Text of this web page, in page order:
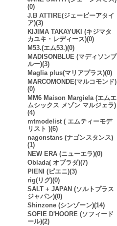
(0)
J.B ATTIRE(ジェービーアタイ
ア)(3)
KIJIMA TAKAYUKI (キジマタ
カユキ・レディース)(0)
M53.(エム53.)(0)
MADISONBLUE (マディソンブ
ルー)(3)
Maglia plus(マリアプラス)(0)
MARCOMONDE(マルコモンド)
(0)
MM6 Maison Margiela (エムエ
ムシックス メゾン マルジェラ)
(4)
mtmodelist ( エムティーモデ
リスト )(6)
nagonstans (ナゴンスタンス)
(1)
NEW ERA (ニューエラ)(0)
Oblada( オブラダ)(7)
PIENI (ピエニ)(3)
rig(リグ)(0)
SALT + JAPAN (ソルトプラス
ジャパン)(0)
Shinzone (シンゾーン)(14)
SOFIE D'HOORE (ソフィード
ール)(2)